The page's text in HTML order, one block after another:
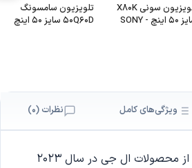
تلویزیون سونی X80K
سایز 50 اینچ - SONY
تلویزیون سامسونگ
50Q60D سایز 50 اینچ
ویژگی‌های کامل نظرات (0)
تلویزیون 50QNED81 از محصولات ال جی در سال 2023